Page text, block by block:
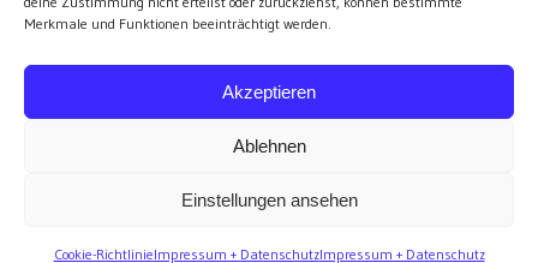
Merkmale und Funktionen beeinträchtigt werden.
Akzeptieren
Ablehnen
Einstellungen ansehen
Cookie-RichtlinieImpressum + DatenschutzImpressum + Datenschutz
alle Events
Impressum